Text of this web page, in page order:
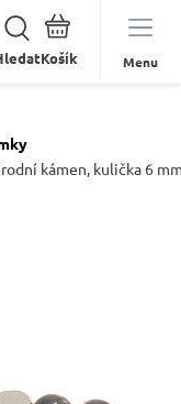
Menu
kámen, kulička 6